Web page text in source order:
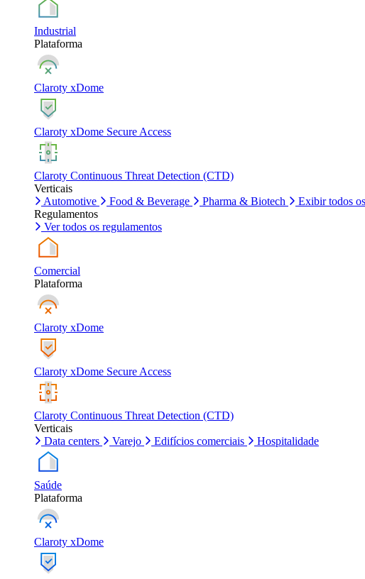
Industrial
Plataforma
Claroty xDome
Claroty xDome Secure Access
Claroty Continuous Threat Detection (CTD)
Verticais
Automotive
Food & Beverage Pharma & Biotech
Exibir todos
Regulamentos
Ver todos os regulamentos
Comercial
Plataforma
Claroty xDome
Claroty xDome Secure Access
Claroty Continuous Threat Detection (CTD)
Verticais
Data centers
Varejo Edifícios comerciais Hospitalidade
Saúde
Plataforma
Claroty xDome